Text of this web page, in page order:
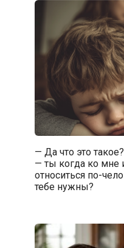
— Да что это
— ты когда ко мне
относиться по-
тебе нужны?